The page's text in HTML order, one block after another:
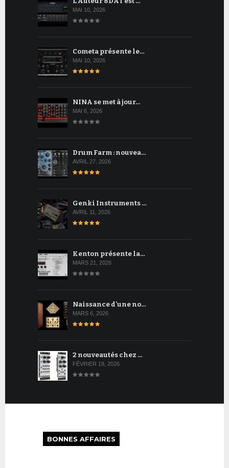
MAI 10, 2026
Cometa présente le…
MAI 10, 2026
NINA se met à jour…
MAI 6, 2026
Drum Farm : nouvea…
AVRIL 27, 2026
Genki Instruments …
AVRIL 11, 2026
Kenton présente la…
MARS 21, 2026
Naissance d'une no…
MARS 6, 2026
2 nouveautés chez …
FÉVRIER 19, 2026
BONNES AFFAIRES